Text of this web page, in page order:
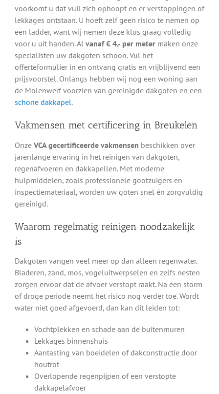
voorkomt u dat vuil zich ophoopt en er verstoppingen of
lekkages ontstaan. U hoeft zelf geen risico te nemen op
een ladder, want wij nemen deze klus graag volledig
voor u uit handen. Al vanaf € 4,- per metermaken onze
specialisten uw dakgoten schoon. Vul het
offerteformulier in en ontvang gratis en vrijblijvend een
prijsvoorstel. Onlangs hebben wij nog een woning aan
de Molenwerf voorzien van gereinigde dakgoten en een
schone dakkapel.
Vakmensen met certificering in Breukelen
Onze VCA gecertificeerde vakmensen beschikken over
jarenlange ervaring in het reinigen van dakgoten,
regenafvoeren en dakkapellen. Met moderne
hulpmiddelen, zoals professionele gootzuigers en
inspectiemateriaal, worden uw goten snel én zorgvuldig
gereinigd.
Waarom regelmatig reinigen noodzakelijk
is
Dakgoten vangen veel meer op dan alleen regenwater.
Bladeren, zand, mos, vogeluitwerpselen en zelfs nesten
zorgen ervoor dat de afvoer verstopt raakt. Na een storm
of droge periode neemt het risico nog verder toe. Wordt
water niet goed afgevoerd, dan kan dit leiden tot:
Vochtplekken en schade aan de buitenmuren
Lekkages binnenshuis
Aantasting van boeidelen of dakconstructie door
houtrot
Overlopende regenpijpen of een verstopte
dakkapelafvoer